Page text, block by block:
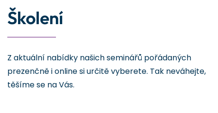
Školení
Z aktuální nabídky našich seminářů pořádaných
prezenčně i online si určitě vyberete. Tak neváhejte,
těšíme se na Vás.